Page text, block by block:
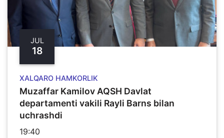
JUL
18
XALQARO HAMKORLIK
Muzaffar Kamilov AQSH Davlat
departamenti vakili Rayli Barns bilan
uchrashdi
19:40